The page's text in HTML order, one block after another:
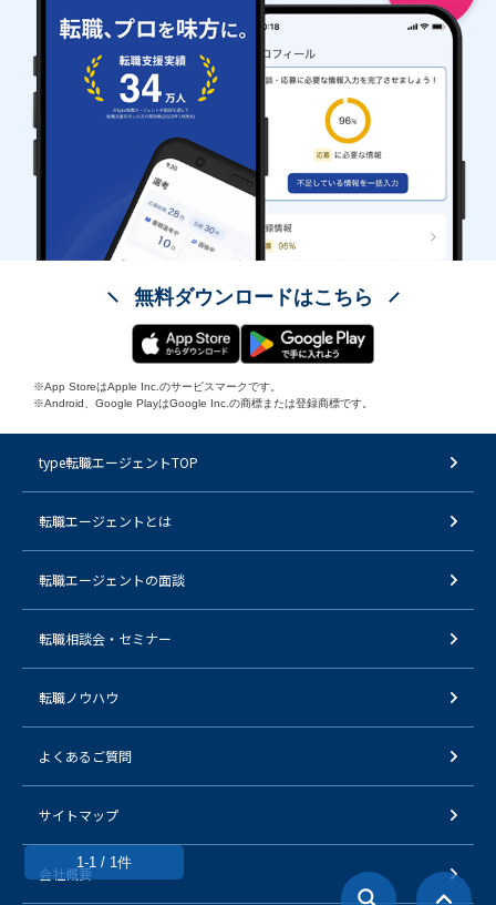
1-1 / 1件
無料ダウンロードはこちら
※App StoreはApple Inc.のサービスマークです。
※Android、Google PlayはGoogle Inc.の商標または登録商標です。
type転職エージェントTOP
転職エージェントとは
転職エージェントの面談
転職相談会・セミナー
転職ノウハウ
よくあるご質問
サイトマップ
会社概要